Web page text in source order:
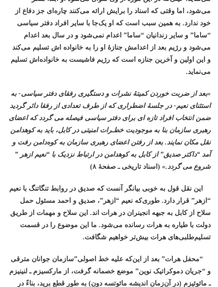
می‌شود، اما وقتی که اسناد را برایش ارائه می‌کنند چاره‌ای جز دفاع از
خود ندارد. به همین سبب است که او یک‌جا با سایر افراد دفتر سیاسی
“ساما” و سایر زندانیان “ساما” اعدام نمی‌شود و در سال بعد اعدام
می‌شود‌ و رژیم بعد از اعدامش جنازۀ او را به خانواده اش تسلیم می‌کند
و این اولین و آخرین جنازه است که رژیم فاشیست به خانواده‌اش تسلیم
می‌نماید.
«بعد از ضربت خوردن کمیتۀ نشرات و دستگیری رفقای دفتر سیاسی- به
استثنای نعیم- در جلسۀ اضطراری که از طرف تعدادی از رفقا دائر گردید
ضمن انتخاب افراد تازه ای برای دفتر سیاسی فیصله می گردد که اعضای
رهبری سازمان بنا به موجودیت خطـرات امنیتی در کابل، باید به کوهدامن
نقل مکان نمایند. بعد از رفتن اعضای رهبری سازمان به کوه‌دامن رفت و
آمد “داکتر صدیق” از کابل به کوهدامن در ارتباط نزدیک با “نعیم ازهر ”
شروع می گردد.» (اسناد تاریخی ـ صفحۀ ۸)
این نقل قول به خوبی بیانگر آنست که صدیق در روابط تنگاتنگ با نعیم
“ازهر” قرار دارد. طوری‌که نعیم “ازهر”، صدیق و احمد مسئول حمل
سلاح از کابل به جبهه انجینران در هرات اند. این سلاح و مهمات از طریق
دولت با طیاره به هرات رسانده می‌شود. ما این موضوع را در قسمت
تسلیم‌طلبی‌های هرات بیش‌تر خواهیم شگافت.
“محفل هرات” بعد از این‌که علیه خط اصولی”سازمان جوانان مترقی
و “جریان دموکراتیک نوین” موضع خصمانه گرفت، از مارکسیزم ـ لنینیزم
ـ مائوئیزم (در آن‌زمان اندیشه مائوتسه دون) به طور قطع برید، بناءً در